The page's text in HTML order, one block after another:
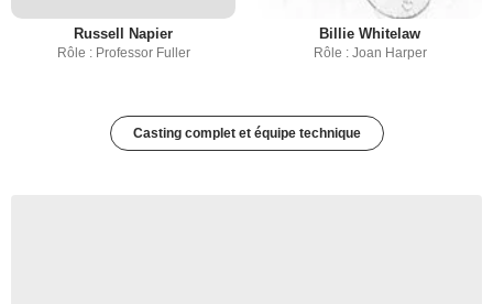
Russell Napier
Rôle : Professor Fuller
Billie Whitelaw
Rôle : Joan Harper
Casting complet et équipe technique